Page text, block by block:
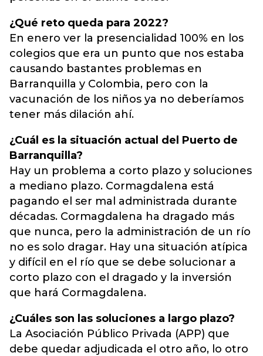
¿Qué reto queda para 2022?
En enero ver la presencialidad 100% en los
colegios que era un punto que nos estaba
causando bastantes problemas en
Barranquilla y Colombia, pero con la
vacunación de los niños ya no deberíamos
tener más dilación ahí.
¿Cuál es la situación actual del Puerto de
Barranquilla?
Hay un problema a corto plazo y soluciones
a mediano plazo. Cormagdalena está
pagando el ser mal administrada durante
décadas. Cormagdalena ha dragado más
que nunca, pero la administración de un río
no es solo dragar. Hay una situación atípica
y difícil en el río que se debe solucionar a
corto plazo con el dragado y la inversión
que hará Cormagdalena.
¿Cuáles son las soluciones a largo plazo?
La Asociación Público Privada (APP) que
debe quedar adjudicada el otro año, lo otro